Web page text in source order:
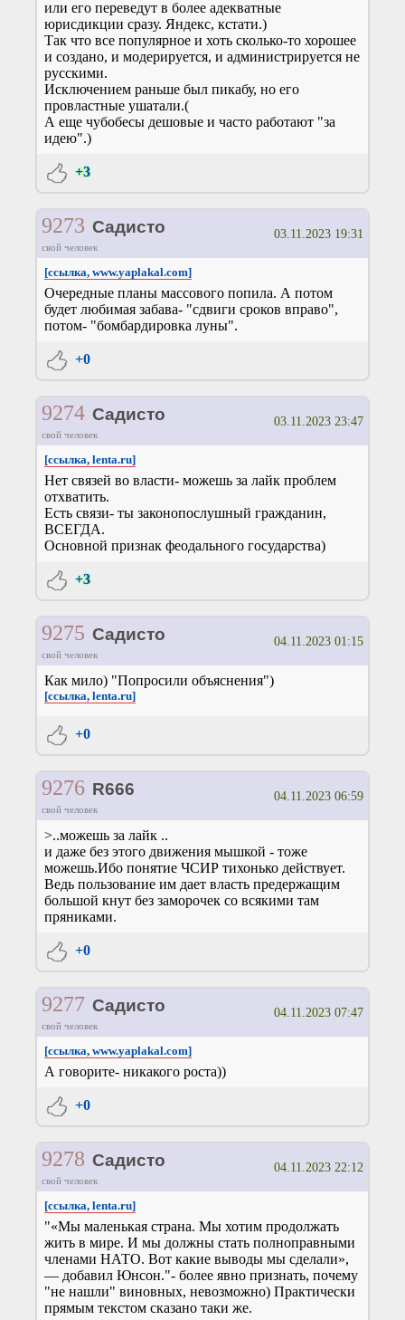
или его переведут в более адекватные
юрисдикции сразу. Яндекс, кстати.)
Так что все популярное и хоть сколько-то хорошее
и создано, и модерируется, и администрируется не
русскими.
Исключением раньше был пикабу, но его
провластные ушатали.(
А еще чубобесы дешовые и часто работают "за
идею".)
+3
9273 Садисто
свой человек
03.11.2023 19:31
[ссылка, www.yaplakal.com]
Очередные планы массового попила. А потом
будет любимая забава- "сдвиги сроков вправо",
потом- "бомбардировка луны".
+0
9274 Садисто
свой человек
03.11.2023 23:47
[ссылка, lenta.ru]
Нет связей во власти- можешь за лайк проблем
отхватить.
Есть связи- ты законопослушный гражданин,
ВСЕГДА.
Основной признак феодального государства)
+3
9275 Садисто
свой человек
04.11.2023 01:15
Как мило) "Попросили объяснения")
[ссылка, lenta.ru]
+0
9276 R666
свой человек
04.11.2023 06:59
>..можешь за лайк ..
и даже без этого движения мышкой - тоже
можешь.Ибо понятие ЧСИР тихонько действует.
Ведь пользование им дает власть предержащим
большой кнут без заморочек со всякими там
пряниками.
+0
9277 Садисто
свой человек
04.11.2023 07:47
[ссылка, www.yaplakal.com]
А говорите- никакого роста))
+0
9278 Садисто
свой человек
04.11.2023 22:12
[ссылка, lenta.ru]
"«Мы маленькая страна. Мы хотим продолжать
жить в мире. И мы должны стать полноправными
членами НАТО. Вот какие выводы мы сделали»,
— добавил Юнсон."- более явно признать, почему
"не нашли" виновных, невозможно) Практически
прямым текстом сказано таки же.